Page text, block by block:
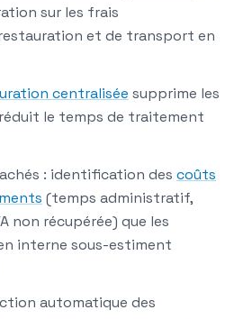
sur les frais
et de transport en
centralisée supprime les
le temps de traitement
: identification des coûts
(temps administratif,
non récupérée) que les
interne sous-estiment
automatique des